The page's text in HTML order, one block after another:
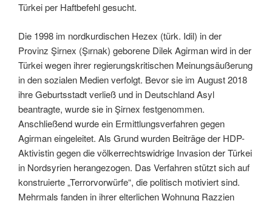
Türkei per Haftbefehl gesucht.
Die 1998 im nordkurdischen Hezex (türk. Idil) in der
Provinz Şirnex (Şırnak) geborene Dilek Agirman wird in der
Türkei wegen ihrer regierungskritischen Meinungsäußerung
in den sozialen Medien verfolgt. Bevor sie im August 2018
ihre Geburtsstadt verließ und in Deutschland Asyl
beantragte, wurde sie in Şirnex festgenommen.
Anschließend wurde ein Ermittlungsverfahren gegen
Agirman eingeleitet. Als Grund wurden Beiträge der HDP-
Aktivistin gegen die völkerrechtswidrige Invasion der Türkei
in Nordsyrien herangezogen. Das Verfahren stützt sich auf
konstruierte „Terrorvorwürfe“, die politisch motiviert sind.
Mehrmals fanden in ihrer elterlichen Wohnung Razzien